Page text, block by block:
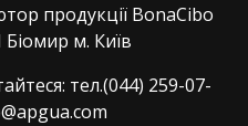
продукції BonaCibo
м. Київ
тел.(044) 259-07-